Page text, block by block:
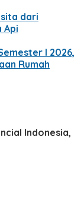
dari
Api
I 2026,
Rumah
Indonesia,